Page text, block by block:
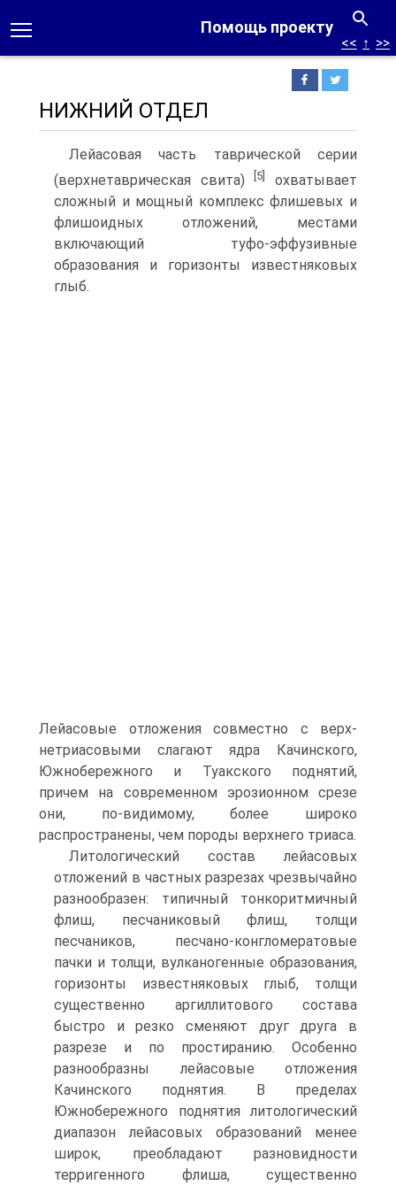
Помощь проекту
<< ↑ >>
НИЖНИЙ ОТДЕЛ
Лейасовая часть таврической серии
(верхнетаврическая свита) [5]
охватывает
сложный и мощный комплекс флишевых и
флишоидных отложений, местами
включающий туфо-эффузивные
образования и горизонты известняковых
глыб.
Лейасовые отложения совместно с верх­
нетриасовыми слагают ядра Качинского,
Южнобережного и Туакского поднятий,
причем на современном эрозионном срезе
они, по-видимому, более широко
распространены, чем породы верхнего триаса.
Литологический состав лейасовых
отложений в частных разрезах чрезвычайно
разнообразен: типичный тонкоритмичный
флиш, песчани­ковый флиш, толщи
песчаников, песчано-конгломератовые
пачки и толщи, вулканогенные образования,
горизонты известняковых глыб, толщи
существенно аргиллитового состава
быстро и резко сменяют друг друга в
разрезе и по простиранию. Особенно
разнообразны лейа­совые отложения
Качинского поднятия. В пределах
Южнобереж­ного поднятия литологический
диапазон лейасовых образований менее
широк, преобладают разновидности
терригенного флиша, суще­ственно